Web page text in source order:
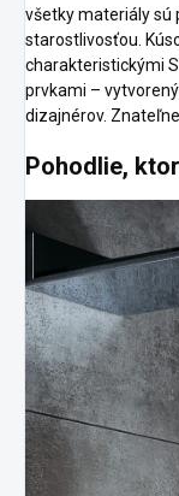
všetky materiály sú
starostlivosťou.
charakteristickými
prvkami –
dizajnérov.
Pohodlie,